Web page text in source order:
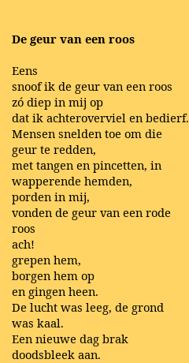
De geur van een roos
Eens
snoof ik de geur van een roos
zó diep in mij op
dat ik achteroverviel en bedierf.
Mensen snelden toe om die
geur te redden,
met tangen en pincetten, in
wapperende hemden,
porden in mij,
vonden de geur van een rode
roos
ach!
grepen hem,
borgen hem op
en gingen heen.
De lucht was leeg, de grond
was kaal.
Een nieuwe dag brak
doodsbleek aan.